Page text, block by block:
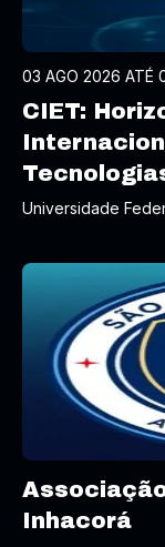
03 AGO 2026 ATÉ
CIET:
Universidade
Inhacorá